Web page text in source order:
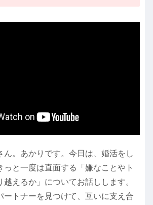
ん。あかりです。今日は、婚活をし
っと一度は直面する「嫌なことやト
越えるか」についてお話しします。
ートナーを見つけて、互いに支え合